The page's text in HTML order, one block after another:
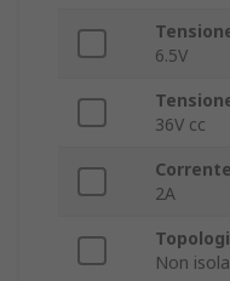
6.5V
36V cc
2A
Non